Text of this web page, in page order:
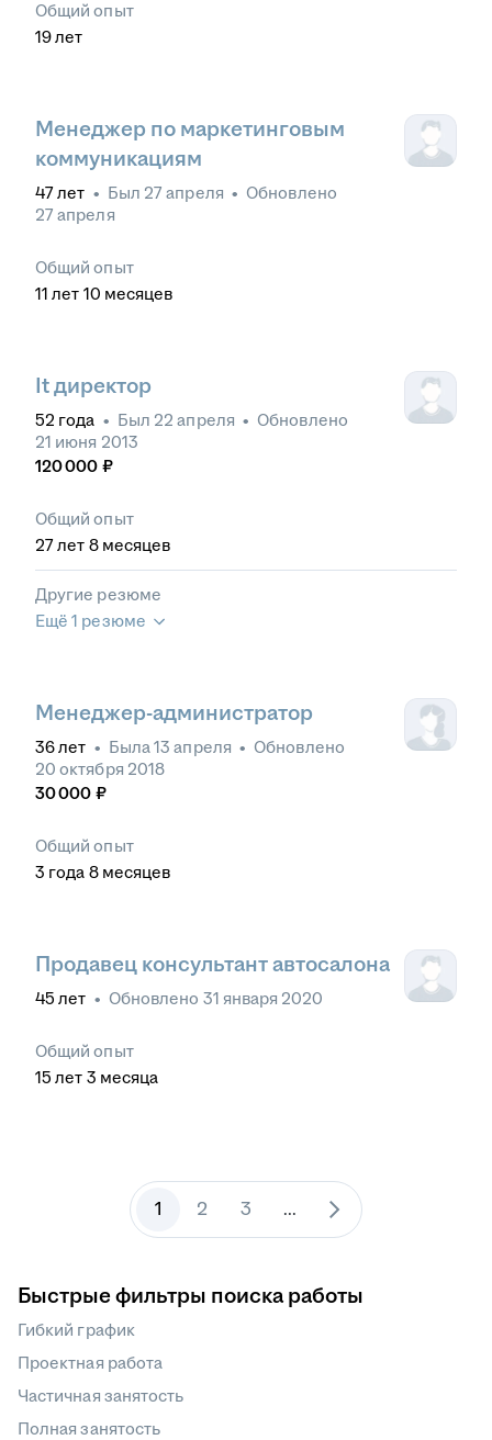
Общий опыт
19лет
Менеджер по маркетинговым
коммуникациям
47лет • Был 27 апреля • Обновлено
27 апреля
Общий опыт
11 лет 10 месяцев
It директор
52 года • Был 22 апреля • Обновлено
21 июня 2013
120 000 ₽
Общий опыт
27лет 8 месяцев
Другие резюме
Ещё 1 резюме
Менеджер-администратор
36лет • Была13 апреля • Обновлено
20 октября 2018
30 000 ₽
Общий опыт
3 года 8 месяцев
Продавец консультант автосалона
45 лет • Обновлено 31 января 2020
Общий опыт
15 лет 3 месяца
1 2 3 ...
Быстрые фильтры поиска работы
Гибкий график
Проектная работа
Частичная занятость
Полная занятость